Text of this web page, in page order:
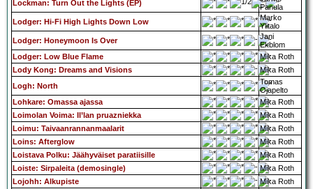
Lockman: Turn Out the Lights (EP)
Panula
Lodger: Hi-Fi High Lights Down Low
Marko
Ylitalo
Lodger: Honeymoon Is Over
Jani
Ekblom
Lodger: Low Blue Flame
Mika Roth
Lody Kong: Dreams and Visions
Mika Roth
Logh: North
Tomas
Ojapelto
Lohkare: Omassa ajassa
Mika Roth
Loimolan Voima: Il’lan pruazniekka
Mika Roth
Loimu: Taivaanrannanmaalarit
Mika Roth
Loins: Afterglow
Mika Roth
Loistava Polku: Jäähyväiset paratiisille
Mika Roth
Loiste: Sirpaleita (demosingle)
Mika Roth
Lojohh: Alkupiste
Mika Roth